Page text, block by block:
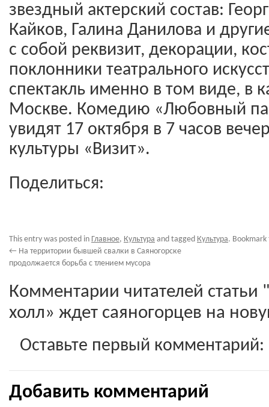
звездный актерский состав:
Кайков, Галина Данилова и
с собой реквизит, декорации,
поклонники театрального
спектакль именно в том виде, в
Москве. Комедию «Любовный
увидят 17 октября в 7 часов
культуры «Визит».
Поделиться:
This entry was posted in Главное, Культура and tagged Культура.
← На территории бывшей свалки в Саяногорске
продолжается борьба с тлением мусора
Комментарии читателей
холл» ждет саяногорцев на
Оставьте первый комментарий:
Добавить комментарий